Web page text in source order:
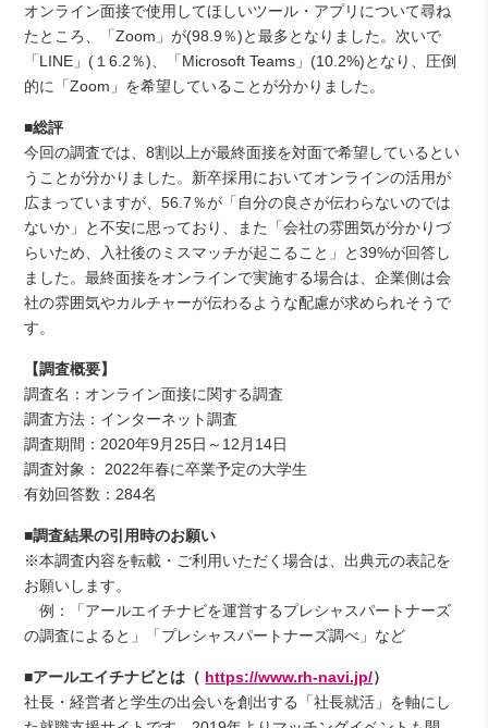
オンライン面接で使用してほしいツール・アプリについて尋ね
たところ、「Zoom」が(98.9％)と最多となりました。次いで
「LINE」(１6.2％)、「Microsoft Teams」(10.2%)となり、圧倒
的に「Zoom」を希望していることが分かりました。
■総評
今回の調査では、8割以上が最終面接を対面で希望しているとい
うことが分かりました。新卒採用においてオンラインの活用が
広まっていますが、56.7％が「自分の良さが伝わらないのでは
ないか」と不安に思っており、また「会社の雰囲気が分かりづ
らいため、入社後のミスマッチが起こること」と39%が回答し
ました。最終面接をオンラインで実施する場合は、企業側は会
社の雰囲気やカルチャーが伝わるような配慮が求められそうで
す。
【調査概要】
調査名：オンライン面接に関する調査
調査方法：インターネット調査
調査期間：2020年9月25日～12月14日
調査対象： 2022年春に卒業予定の大学生
有効回答数：284名
■調査結果の引用時のお願い
※本調査内容を転載・ご利用いただく場合は、出典元の表記を
お願いします。
例：「アールエイチナビを運営するプレシャスパートナーズ
の調査によると」「プレシャスパートナーズ調べ」など
■アールエイチナビとは（ https://www.rh-navi.jp/）
社長・経営者と学生の出会いを創出する「社長就活」を軸にし